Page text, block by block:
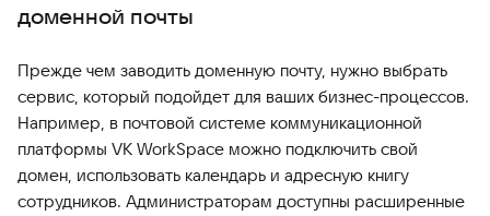
доменной почты
Прежде чем заводить доменную почту, нужно выбрать
сервис, который подойдет для ваших бизнес-процессов.
Например, в почтовой системе коммуникационной
платформы VK WorkSpace можно подключить свой
домен, использовать календарь и адресную книгу
сотрудников. Администраторам доступны расширенные